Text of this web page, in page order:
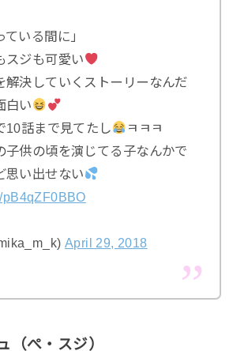
ている間に」
スジも可愛い
解決していくストーリーなんだ
白い
10話まで見てたし
ㅋㅋㅋ
子供の頃を演じてる子なんかで
思い出せない
April 29, 2018
（ぺ・スジ）